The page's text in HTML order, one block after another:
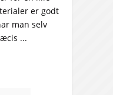
er godt
man selv
...